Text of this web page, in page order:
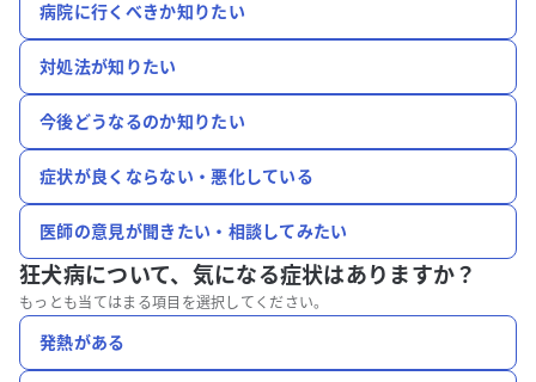
病院に行くべきか知りたい
対処法が知りたい
今後どうなるのか知りたい
症状が良くならない・悪化している
医師の意見が聞きたい・相談してみたい
狂犬病について、 気になる症状はありますか？
もっとも当てはまる項目を選択してください。
発熱がある